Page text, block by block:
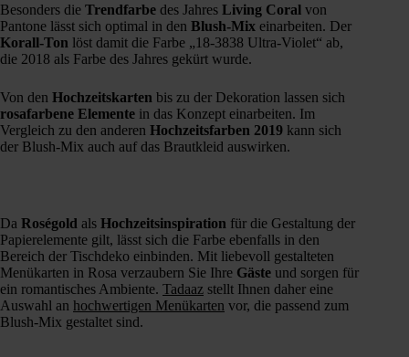
Besonders die Trendfarbe des Jahres Living Coral von
Pantone lässt sich optimal in den Blush-Mix einarbeiten. Der
Korall-Ton löst damit die Farbe „18-3838 Ultra-Violet“ ab,
die 2018 als Farbe des Jahres gekürt wurde.
Von den Hochzeitskarten bis zu der Dekoration lassen sich
rosafarbene Elemente in das Konzept einarbeiten. Im
Vergleich zu den anderen Hochzeitsfarben 2019 kann sich
der Blush-Mix auch auf das Brautkleid auswirken.
Da Roségold als Hochzeitsinspiration für die Gestaltung der
Papierelemente gilt, lässt sich die Farbe ebenfalls in den
Bereich der Tischdeko einbinden. Mit liebevoll gestalteten
Menükarten in Rosa verzaubern Sie Ihre Gäste und sorgen für
ein romantisches Ambiente. Tadaaz stellt Ihnen daher eine
Auswahl an hochwertigen Menükarten vor, die passend zum
Blush-Mix gestaltet sind.